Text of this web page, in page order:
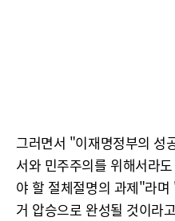
그러면서 "이재명정부의 성
서와 민주주의를 위해서라
야 할 절체절명의 과제"라
거 압승으로 완성될 것이라